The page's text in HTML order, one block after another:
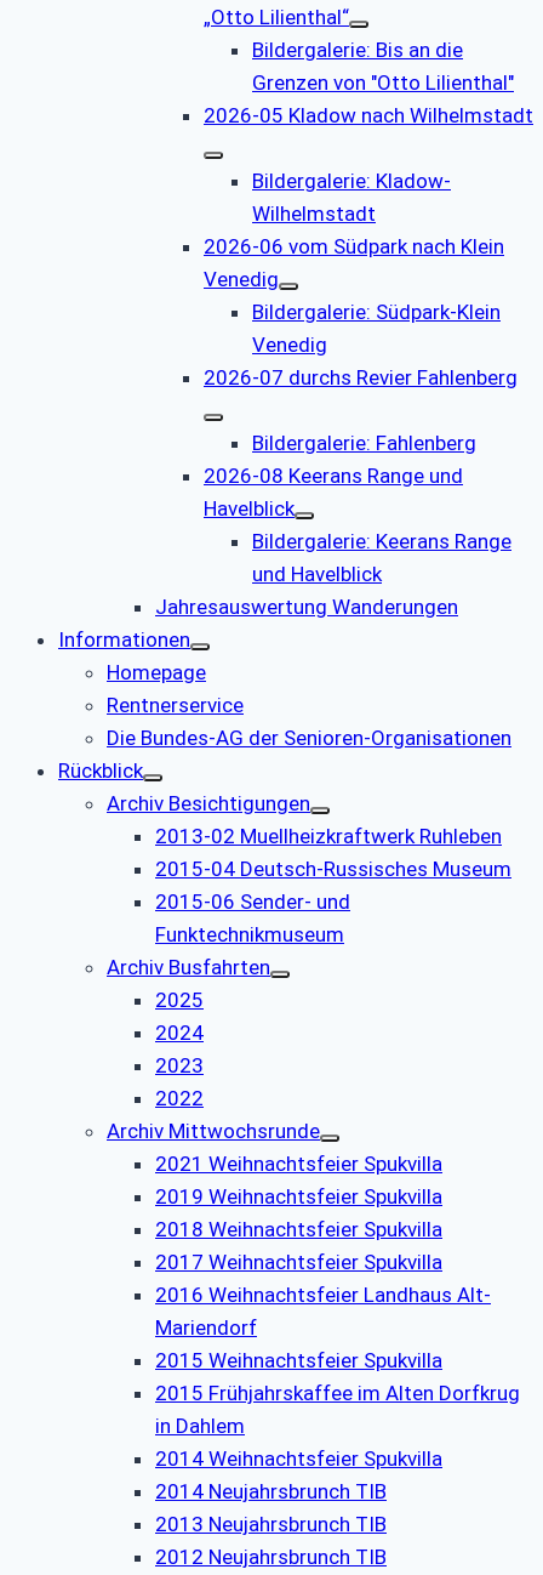
„Otto Lilienthal“
Bildergalerie: Bis an die
Grenzen von "Otto Lilienthal"
2026-05 Kladow nach Wilhelmstadt
Bildergalerie: Kladow-
Wilhelmstadt
2026-06 vom Südpark nach Klein
Venedig
Bildergalerie: Südpark-Klein
Venedig
2026-07 durchs Revier Fahlenberg
Bildergalerie: Fahlenberg
2026-08 Keerans Range und
Havelblick
Bildergalerie: Keerans Range
und Havelblick
Jahresauswertung Wanderungen
Informationen
Homepage
Rentnerservice
Die Bundes-AG der Senioren-Organisationen
Rückblick
Archiv Besichtigungen
2013-02 Muellheizkraftwerk Ruhleben
2015-04 Deutsch-Russisches Museum
2015-06 Sender- und
Funktechnikmuseum
Archiv Busfahrten
2025
2024
2023
2022
Archiv Mittwochsrunde
2021 Weihnachtsfeier Spukvilla
2019 Weihnachtsfeier Spukvilla
2018 Weihnachtsfeier Spukvilla
2017 Weihnachtsfeier Spukvilla
2016 Weihnachtsfeier Landhaus Alt-
Mariendorf
2015 Weihnachtsfeier Spukvilla
2015 Frühjahrskaffee im Alten Dorfkrug
in Dahlem
2014 Weihnachtsfeier Spukvilla
2014 Neujahrsbrunch TIB
2013 Neujahrsbrunch TIB
2012 Neujahrsbrunch TIB